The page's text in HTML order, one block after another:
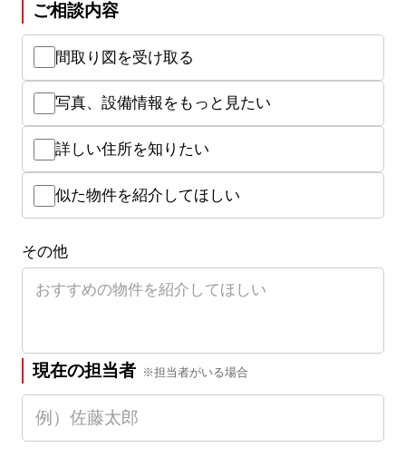
ご相談内容
間取り図を受け取る
写真、設備情報をもっと見たい
詳しい住所を知りたい
似た物件を紹介してほしい
その他
現在の担当者 ※担当者がいる場合